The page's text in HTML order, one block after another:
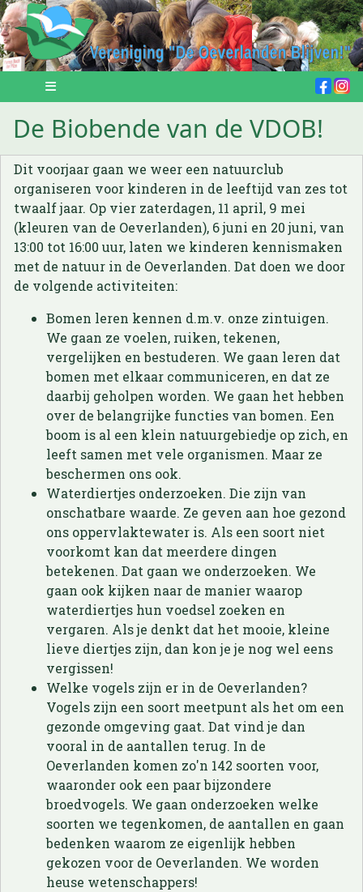
De Biobende van de VDOB!
Dit voorjaar gaan we weer een natuurclub
organiseren voor kinderen in de leeftijd van zes tot
twaalf jaar. Op vier zaterdagen, 11 april, 9 mei
(kleuren van de Oeverlanden), 6 juni en 20 juni, van
13:00 tot 16:00 uur, laten we kinderen kennismaken
met de natuur in de Oeverlanden. Dat doen we door
de volgende activiteiten:
Bomen leren kennen d.m.v. onze zintuigen.
We gaan ze voelen, ruiken, tekenen,
vergelijken en bestuderen. We gaan leren dat
bomen met elkaar communiceren, en dat ze
daarbij geholpen worden. We gaan het hebben
over de belangrijke functies van bomen. Een
boom is al een klein natuurgebiedje op zich, en
leeft samen met vele organismen. Maar ze
beschermen ons ook.
Waterdiertjes onderzoeken. Die zijn van
onschatbare waarde. Ze geven aan hoe gezond
ons oppervlaktewater is. Als een soort niet
voorkomt kan dat meerdere dingen
betekenen. Dat gaan we onderzoeken. We
gaan ook kijken naar de manier waarop
waterdiertjes hun voedsel zoeken en
vergaren. Als je denkt dat het mooie, kleine
lieve diertjes zijn, dan kon je je nog wel eens
vergissen!
Welke vogels zijn er in de Oeverlanden?
Vogels zijn een soort meetpunt als het om een
gezonde omgeving gaat. Dat vind je dan
vooral in de aantallen terug. In de
Oeverlanden komen zo'n 142 soorten voor,
waaronder ook een paar bijzondere
broedvogels. We gaan onderzoeken welke
soorten we tegenkomen, de aantallen en gaan
bedenken waarom ze eigenlijk hebben
gekozen voor de Oeverlanden. We worden
heuse wetenschappers!